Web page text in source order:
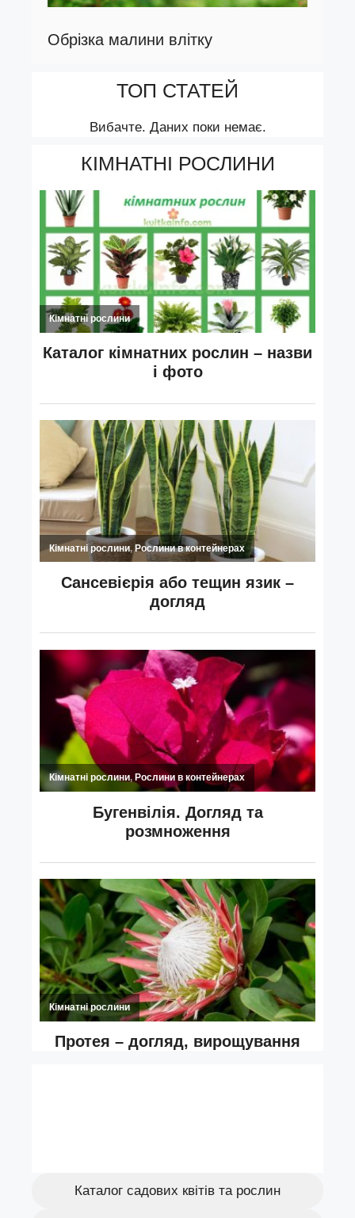
Обрізка малини влітку
ТОП СТАТЕЙ
Вибачте. Даних поки немає.
КІМНАТНІ РОСЛИНИ
Каталог садових квітів та рослин